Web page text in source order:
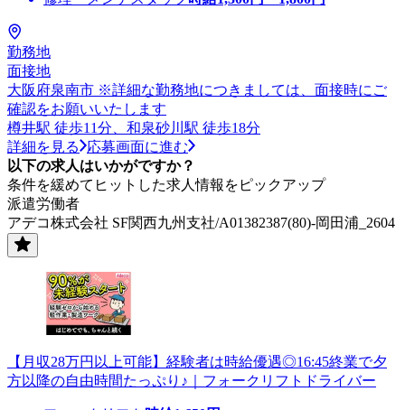
勤務地
面接地
大阪府泉南市 ※詳細な勤務地につきましては、面接時にご
確認をお願いいたします
樽井駅 徒歩11分、和泉砂川駅 徒歩18分
詳細を見る
応募画面に進む
以下の求人はいかがですか？
条件を緩めてヒットした求人情報をピックアップ
派遣労働者
アデコ株式会社 SF関西九州支社/A01382387(80)-岡田浦_2604
【月収28万円以上可能】経験者は時給優遇◎16:45終業で夕
方以降の自由時間たっぷり♪｜フォークリフトドライバー